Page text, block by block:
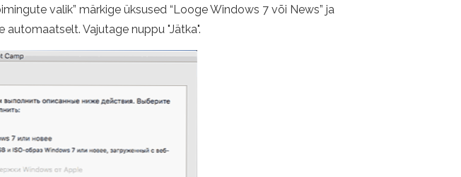
valik” märkige üksused “Looge Windows 7 või News” ja
Vajutage nuppu "Jätka".